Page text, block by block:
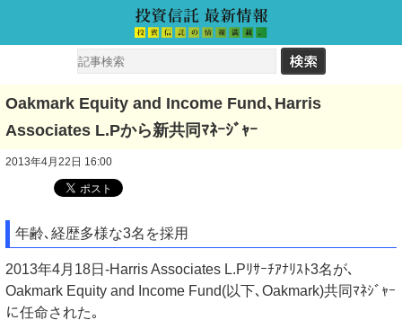
Oakmark Equity and Income Fund､Harris
Associates L.Pから新共同ﾏﾈｰｼﾞｬｰ
2013年4月22日 16:00
年齢､経歴多様な3名を採用
2013年4月18日-Harris Associates L.Pﾘｻｰﾁｱﾅﾘｽﾄ3名が､
Oakmark Equity and Income Fund(以下､Oakmark)共同ﾏﾈｼﾞｬｰ
に任命された｡